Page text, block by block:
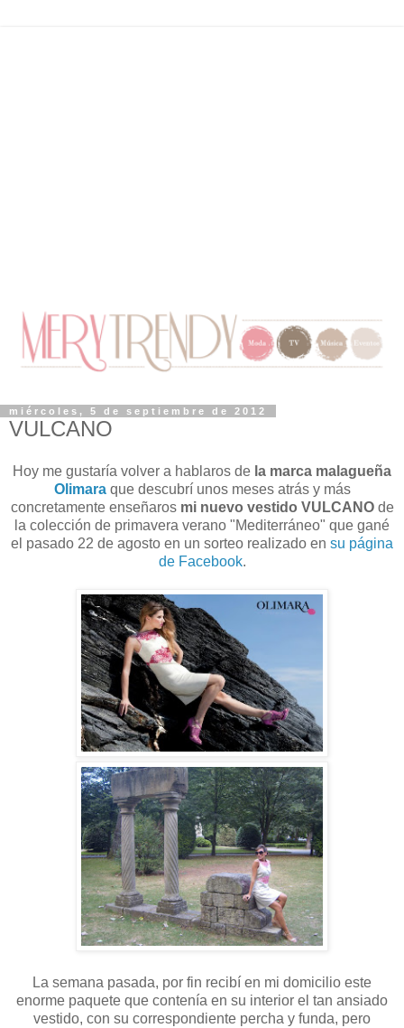
miércoles, 5 de septiembre de 2012
VULCANO
Hoy me gustaría volver a hablaros de la marca malagueña
Olimaraque descubrí unos meses atrás y más
concretamente enseñaros mi nuevo vestido VULCANOde
la colección de primavera verano "Mediterráneo" que gané
el pasado 22 de agosto en un sorteo realizado en su página
de Facebook.
La semana pasada, por fin recibí en mi domicilio este
enorme paquete que contenía en su interior el tan ansiado
vestido, con su correspondiente percha y funda, pero